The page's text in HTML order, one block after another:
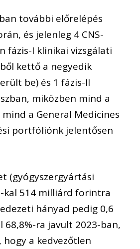
további előrelépés
és jelenleg 4 CNS-
fázis-I klinikai vizsgálati
kettő a negyedik
be) és 1 fázis-II
miközben mind a
a General Medicines
portfóliónk jelentősen
(gyógyszergyártási
kal 514 milliárd forintra
hányad pedig 0,6
68,8%-ra javult 2023-ban,
hogy a kedvezőtlen